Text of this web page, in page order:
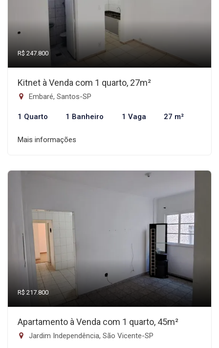
R$ 247.800
Kitnet à Venda com 1 quarto, 27m²
Embaré, Santos-SP
1 Quarto 1 Banheiro 1 Vaga 27 m²
Mais informações
R$ 217.800
Apartamento à Venda com 1 quarto, 45m²
Jardim Independência, São Vicente-SP